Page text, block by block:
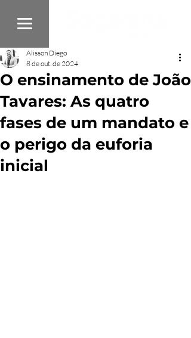
O ensinamento de João
Tavares: As quatro
fases de um mandato e
o perigo da euforia
inicial
Alisson Diego
8 de out. de 2024